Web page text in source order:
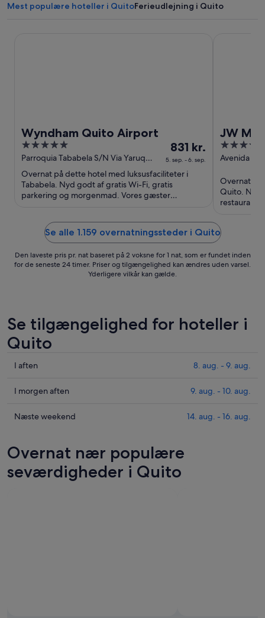
Mest populære hoteller i QuitoFerieudlejning i Quito
Wyndham Quito Airport
5
out
of
5
Parroquia Tababela S/N Via Yaruqui
Tababela Pichincha
Prisen
er
831 kr.
pr.
nat
5.
sep.
til
6.
sep.
831 kr.
5. sep. - 6. sep.
Overnat på dette hotel med luksusfaciliteter i
Tababela. Nyd godt af gratis Wi-Fi, gratis
parkering og morgenmad. Vores gæster
JW
4.5
out
5
Avenida
Overnat på
Quito. Nyd
Se alle 1.159 overnatningssteder i Quito
Den laveste pris pr. nat baseret på 2 voksne for 1 nat, som er fundet inden
for de seneste 24 timer. Priser og tilgængelighed kan ændres uden varsel.
Yderligere vilkår kan gælde.
Se tilgængelighed for hoteller i
Quito
Tjek
i
for
8.
-
I aften 8. aug. - 9. aug.
Tjek
i
i
aften,
I morgen aften 9. aug. - 10. aug.
Tjek
Quito
for
næste
Næste weekend 14. aug. - 16. aug.
Overnat nær populære
seværdigheder i Quito